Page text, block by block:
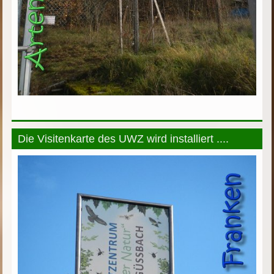
Die Visitenkarte des UWZ wird installiert ....